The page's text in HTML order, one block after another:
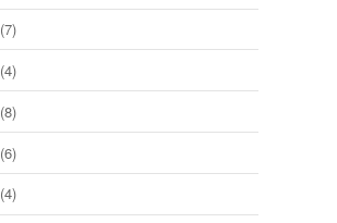
(7)
(4)
(8)
(6)
(4)